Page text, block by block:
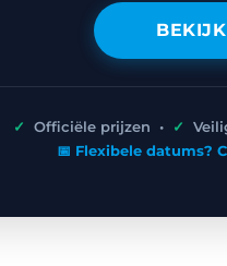
✓ Officiële prijzen • ✓
📅 Flexibele datums?